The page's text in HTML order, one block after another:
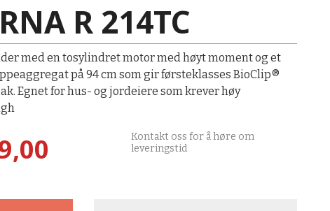
R 214TC
med en tosylindret motor med høyt moment og et
på 94 cm som gir førsteklasses BioClip®
Egnet for hus- og jordeiere som krever høy
Kontakt oss for å høre om
leveringstid